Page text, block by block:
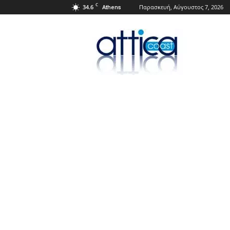
34.6 C Athens Παρασκευή, Αύγουστος 7, 2026
Attica
Coast.gr